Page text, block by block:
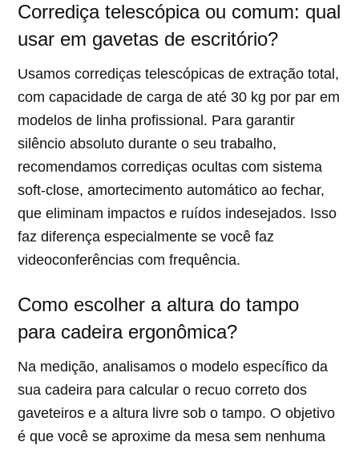
Corrediça telescópica ou comum: qual
usar em gavetas de escritório?
Usamos corrediças telescópicas de extração total,
com capacidade de carga de até 30 kg por par em
modelos de linha profissional. Para garantir
silêncio absoluto durante o seu trabalho,
recomendamos corrediças ocultas com sistema
soft-close, amortecimento automático ao fechar,
que eliminam impactos e ruídos indesejados. Isso
faz diferença especialmente se você faz
videoconferências com frequência.
Como escolher a altura do tampo
para cadeira ergonômica?
Na medição, analisamos o modelo específico da
sua cadeira para calcular o recuo correto dos
gaveteiros e a altura livre sob o tampo. O objetivo
é que você se aproxime da mesa sem nenhuma